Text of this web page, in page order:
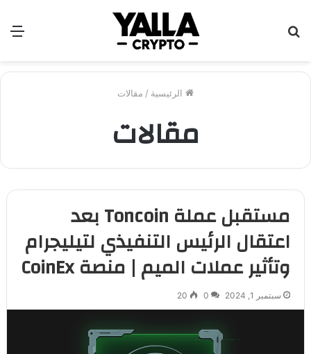
الرئيسية / مقالات
مقالات
مستقبل عملة Toncoin بعد
اعتقال الرئيس التنفيذي لتيليجرام
وتأثير عملات الميم | منصة CoinEx
سبتمبر 1, 2024 0
20